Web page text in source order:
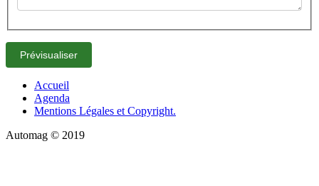
Accueil
Agenda
Mentions Légales et Copyright.
Automag © 2019